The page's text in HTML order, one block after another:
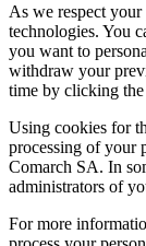
As we respect
technologies. You
you want to
withdraw your
time by clicking
Using cookies for
processing of your
Comarch SA. In
administrators of
For more